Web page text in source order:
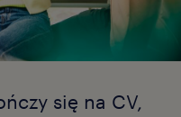
się na CV,